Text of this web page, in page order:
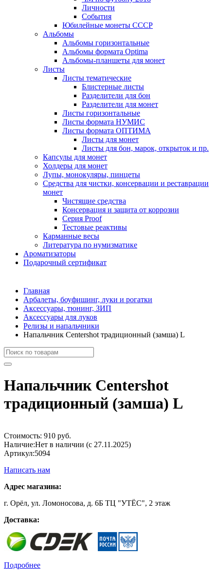
Личности
События
Юбилейные монеты СССР
Альбомы
Альбомы горизонтальные
Альбомы формата Optima
Альбомы-планшеты для монет
Листы
Листы тематические
Блистерные листы
Разделители для бон
Разделители для монет
Листы горизонтальные
Листы формата НУМИС
Листы формата ОПТИМА
Листы для монет
Листы для бон, марок, открыток и пр.
Капсулы для монет
Холдеры для монет
Лупы, монокуляры, пинцеты
Средства для чистки, консервации и реставрации
монет
Чистящие средства
Консервация и защита от коррозии
Серия Proof
Тестовые реактивы
Карманные весы
Литература по нумизматике
Ароматизаторы
Подарочный сертификат
Главная
Арбалеты, боуфишинг, луки и рогатки
Аксессуары, тюнинг, ЗИП
Аксессуары для луков
Релизы и напальчники
Напальчник Centershot традиционный (замша) L
Напальчник Centershot
традиционный (замша) L
Стоимость: 910 руб.
Наличие:Нет в наличии (с 27.11.2025)
Артикул:5094
Написать нам
Адрес магазина:
г. Орёл, ул. Ломоносова, д. 6Б ТЦ "УТЁС", 2 этаж
Доставка:
Подробнее